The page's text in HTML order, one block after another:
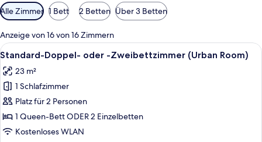
Verfügbare
Filter
für
Zimmer
Alle Zimmer 1 Bett 2 Betten Über 3 Betten
Anzeige von 16 von 16 Zimmern
Alle
Fotos
für
Standard-
Doppel-
oder
-
Ein Hotelzimmer mit einem Bett,
4
Standard-Doppel- oder -Zweibettzimmer (Urban Room)
23 m²
1 Schlafzimmer
Platz für 2 Personen
1 Queen-Bett ODER 2 Einzelbetten
Kostenloses WLAN